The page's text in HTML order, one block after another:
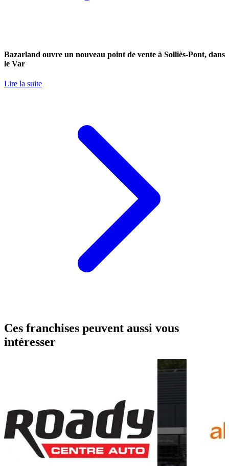
Bazarland ouvre un nouveau point de vente à Solliès-Pont, dans
le Var
Lire la suite
Ces franchises peuvent aussi vous
intéresser